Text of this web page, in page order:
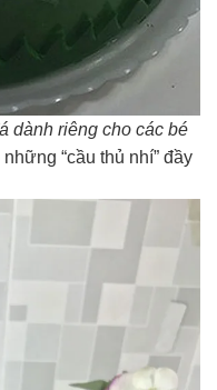
dành riêng cho các bé
“cầu thủ nhí” đầy